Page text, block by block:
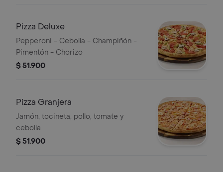
Pizza Deluxe
Pepperoni - Cebolla - Champiñón -
Pimentón - Chorizo
$ 51.900
Pizza Granjera
Jamón, tocineta, pollo, tomate y
cebolla
$ 51.900